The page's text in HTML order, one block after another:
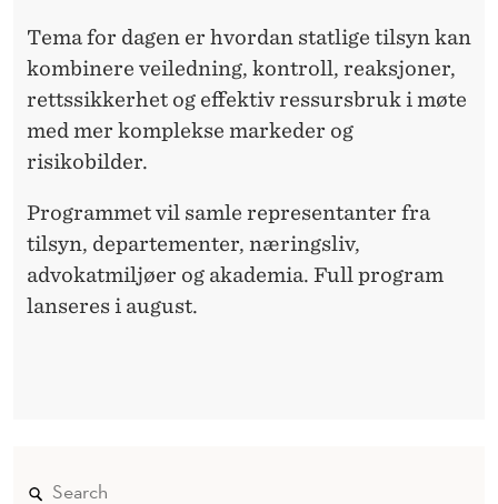
Tema for dagen er hvordan statlige tilsyn kan
kombinere veiledning, kontroll, reaksjoner,
rettssikkerhet og effektiv ressursbruk i møte
med mer komplekse markeder og
risikobilder.
Programmet vil samle representanter fra
tilsyn, departementer, næringsliv,
advokatmiljøer og akademia. Full program
lanseres i august.